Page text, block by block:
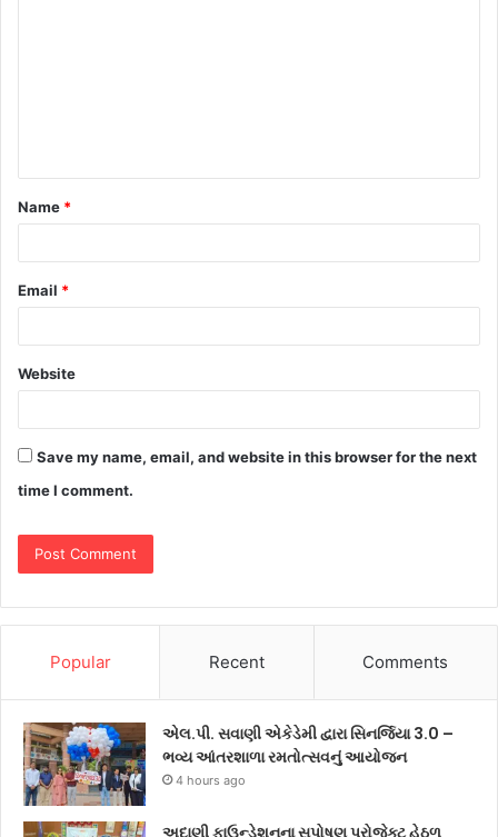
Name *
Email *
Website
Save my name, email, and website in this browser for the next
time I comment.
Popular Recent Comments
એલ.પી. સવાણી એકેડેમી દ્વારા સિનર્જિયા 3.0 –
ભવ્ય આંતરશાળા રમતોત્સવનું આયોજન
4 hours ago
અદાણી ફાઉન્ડેશનના સુપોષણ પ્રોજેક્ટ હેઠળ